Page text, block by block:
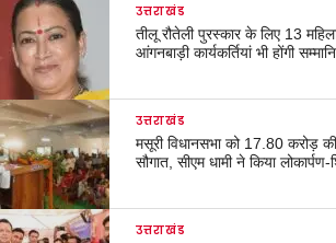
उत्तराखंड
तीलू रौतेली पुरस्कार के लिए 13
आंगनबाड़ी कार्यकर्तियां भी होंगी
उत्तराखंड
मसूरी विधानसभा को 17.80 करोड़
सौगात, सीएम धामी ने किया लोकार्पण-
उत्तराखंड